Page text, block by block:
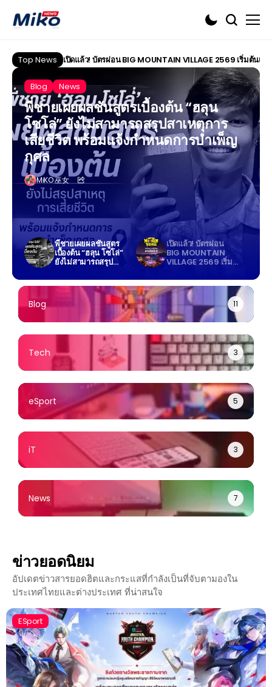
Top News เปิดแล้ว! บัตรผ่อน BIG MOUNTAIN VILLAGE 2569 เริ่มต้นเ
Blog News
พี่ชายเผยผลชันสูตรเบื้องต้น “ฮลุน
โซโล่” ยังไม่สามารถสรุปสาเหตุการ
เสียชีวิต พร้อมแจ้งกำหนดการบำเพ็ญ
กุศล
MiKO 巫女
พี่ชายเผยผลชันสูตร
เบื้องต้น “ฮลุน โซโล่”
ยังไม่สามารถสรุป
พร้อมแจ้งกำหนดการ
บำเพ็ญกุศล
เปิดแล้ว! บัตรผ่อน
BIG MOUNTAIN
VILLAGE 2569 เริ่ม
ผ่อน 0% ไม่มีบัตร
เครดิตก็ซื้อได้
Blog 11
Tech 3
eSport 5
iT 3
News 7
ข่าวยอดนิยม
อัปเดตข่าวสารยอดฮิตและกระแสที่กำลังเป็นที่จับตามองใน
ประเทศไทยและต่างประเทศ ที่น่าสนใจ
ESport